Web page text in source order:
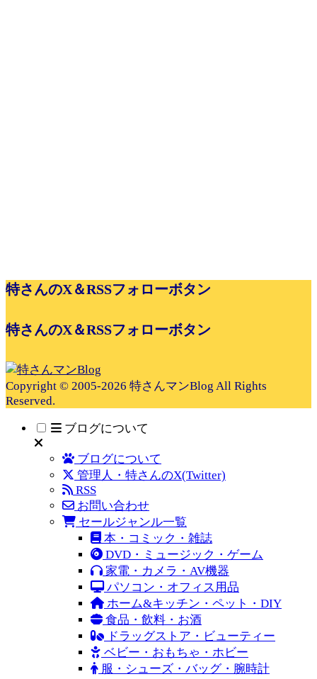
特さんのX＆RSSフォローボタン
特さんのX＆RSSフォローボタン
Copyright © 2005-2026 特さんマンBlog All Rights
Reserved.
ブログについて
ブログについて
管理人・特さんのX(Twitter)
RSS
お問い合わせ
セールジャンル一覧
本・コミック・雑誌
DVD・ミュージック・ゲーム
家電・カメラ・AV機器
パソコン・オフィス用品
ホーム&キッチン・ペット・DIY
食品・飲料・お酒
ドラッグストア・ビューティー
ベビー・おもちゃ・ホビー
服・シューズ・バッグ・腕時計